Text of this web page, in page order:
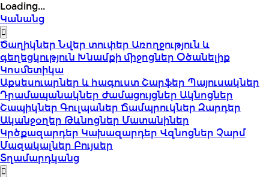
Loading...
Կանանց
ԾաղիկներՆվեր տուփեր Առողջություն և
գեղեցկություն Խնամքի միջոցներ Օծանելիք
Կոսմետիկա
Աքսեսուարներ և հագուստ Շարֆեր Պայուսակներ
Դրամապանակներ Ժամացույցներ Ակնոցներ
Շապիկներ Գուլպաներ Ճամպրուկներ Զարդեր
Ականջօղեր Թևնոցներ Մատանիներ
Կրծքազարդեր Կախազարդեր Վզնոցներ Չարմ
Մազակալներ Բույսեր
Տղամարդկանց